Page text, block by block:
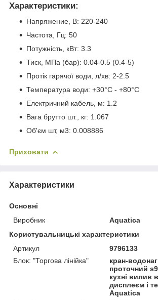
Характеристики:
Напряжение, В: 220-240
Частота, Гц: 50
Потужність, кВт: 3.3
Тиск, МПа (бар): 0.04-0.5 (0.4-5)
Протік гарячої води, л/хв: 2-2.5
Температура води: +30°С - +80°С
Електричний кабель, м: 1.2
Вага брутто шт., кг: 1.067
Об'єм шт, м3: 0.008886
Приховати
Характеристики
Основні
Виробник
Aquatica
Користувальницькі характеристики
Артикул
9796133
Блок: "Торгова лінійка"
кран-
проточний
кухні вилив
дисплеєм і
Aquatica